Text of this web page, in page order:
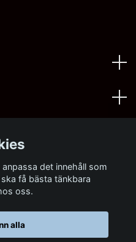
det innehåll som
få bästa tänkbara
oss.
alla